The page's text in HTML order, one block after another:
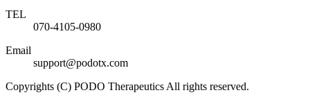
TEL
070-4105-0980
Email
support@podotx.com
Copyrights (C) PODO Therapeutics All rights reserved.